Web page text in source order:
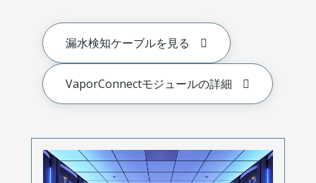
漏水検知ケーブルを見る
VaporConnectモジュールの詳細